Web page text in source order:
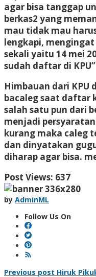
agar bisa tanggap
berkas2 yang
mau tidak mau
lengkapi,
sekali yaitu 14 mei
sudah daftar di KPU”
Himbauan dari KPU
bacaleg saat daftar
salah satu pun dari
menjadi
kurang maka caleg
dan dinyatakan
diharap agar bisa.
Post Views: 637
by AdminML
Follow Us On
Previous post Hiruk